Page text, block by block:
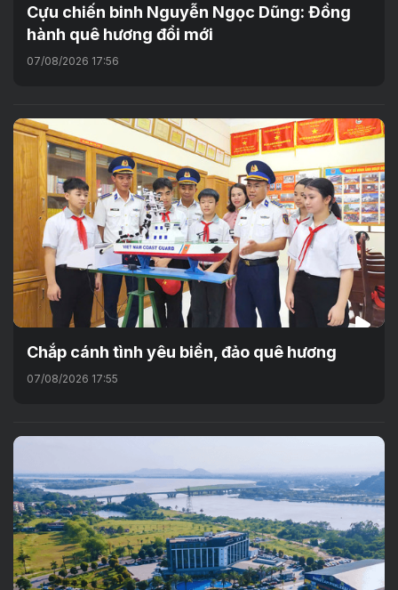
Cựu chiến binh Nguyễn Ngọc Dũng: Đồng
hành quê hương đổi mới
07/08/2026 17:56
Chắp cánh tình yêu biển, đảo quê hương
07/08/2026 17:55